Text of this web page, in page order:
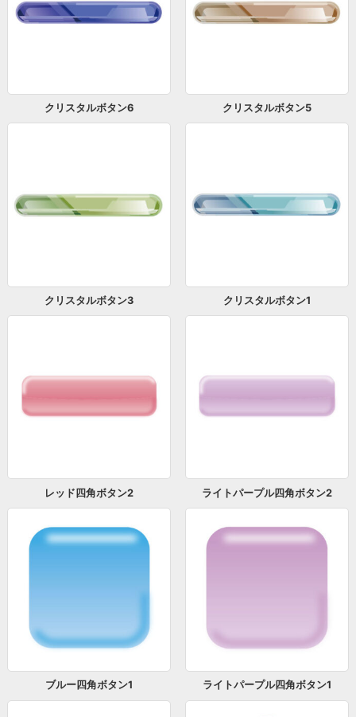
クリスタルボタン6 クリスタルボタン5
クリスタルボタン3 クリスタルボタン1
レッド四角ボタン2 ライトパープル四角ボタン2
ブルー四角ボタン1 ライトパープル四角ボタン1